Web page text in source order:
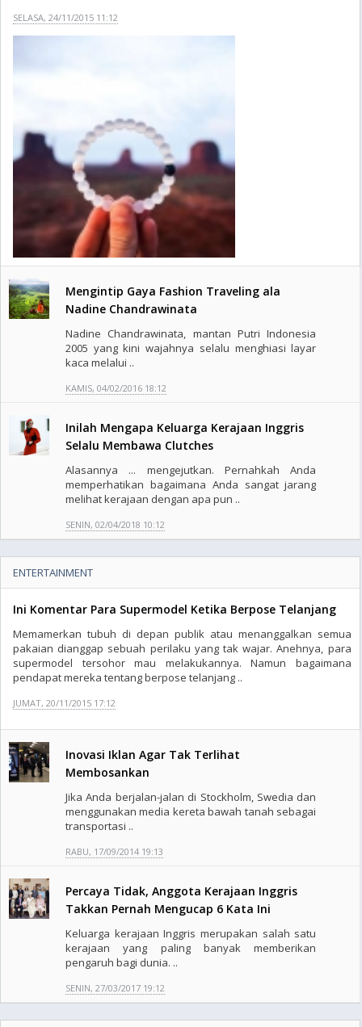
SELASA, 24/11/2015 11:12
Mengintip Gaya Fashion Traveling ala
Nadine Chandrawinata
Nadine Chandrawinata, mantan Putri Indonesia
2005 yang kini wajahnya selalu menghiasi layar
kaca melalui ..
KAMIS, 04/02/2016 18:12
Inilah Mengapa Keluarga Kerajaan Inggris
Selalu Membawa Clutches
Alasannya ... mengejutkan. Pernahkah Anda
memperhatikan bagaimana Anda sangat jarang
melihat kerajaan dengan apa pun ..
SENIN, 02/04/2018 10:12
ENTERTAINMENT
Ini Komentar Para Supermodel Ketika Berpose Telanjang
Memamerkan tubuh di depan publik atau menanggalkan semua
pakaian dianggap sebuah perilaku yang tak wajar. Anehnya, para
supermodel tersohor mau melakukannya. Namun bagaimana
pendapat mereka tentang berpose telanjang ..
JUMAT, 20/11/2015 17:12
Inovasi Iklan Agar Tak Terlihat
Membosankan
Jika Anda berjalan-jalan di Stockholm, Swedia dan
menggunakan media kereta bawah tanah sebagai
transportasi ..
RABU, 17/09/2014 19:13
Percaya Tidak, Anggota Kerajaan Inggris
Takkan Pernah Mengucap 6 Kata Ini
Keluarga kerajaan Inggris merupakan salah satu
kerajaan yang paling banyak memberikan
pengaruh bagi dunia. ..
SENIN, 27/03/2017 19:12